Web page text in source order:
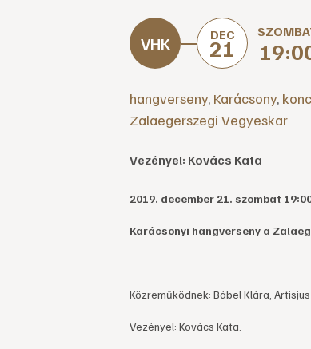
DEC
21
hangverseny, Karácsony,
Zalaegerszegi Vegyeskar
Vezényel: Kovács Kata
2019. december 21. szombat
Karácsonyi hangverseny a
Közreműködnek: Bábel Klára,
Vezényel: Kovács Kata.